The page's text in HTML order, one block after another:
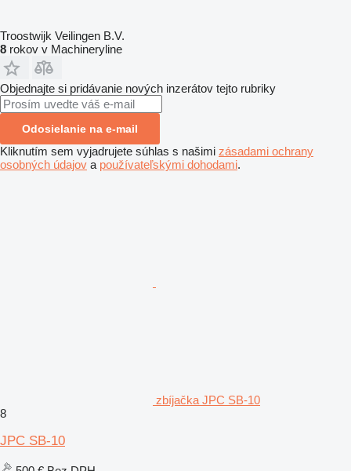
Troostwijk Veilingen B.V.
8 rokov v Machineryline
Objednajte si pridávanie nových inzerátov tejto rubriky
Odosielanie na e-mail
Kliknutím sem vyjadrujete súhlas s našimi zásadami ochrany
osobných údajov a používateľskými dohodami.
zbíjačka JPC SB-10
8
JPC SB-10